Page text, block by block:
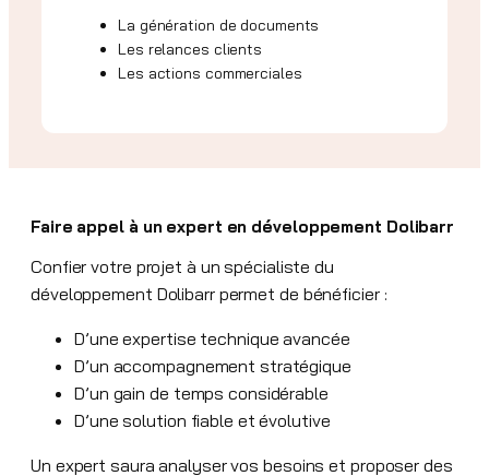
La génération de documents
Les relances clients
Les actions commerciales
Faire appel à un expert en développement Dolibarr
Confier votre projet à un spécialiste du
développement Dolibarr permet de bénéficier :
D’une expertise technique avancée
D’un accompagnement stratégique
D’un gain de temps considérable
D’une solution fiable et évolutive
Un expert saura analyser vos besoins et proposer des